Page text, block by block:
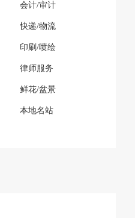
会计/审计
快递/物流
印刷/喷绘
律师服务
鲜花/盆景
本地名站